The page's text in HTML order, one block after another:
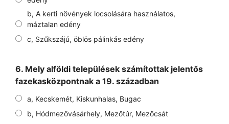
b, A kerti növények locsolására használatos,
máztalan edény
c, Szűkszájú, öblös pálinkás edény
6. Mely alföldi települések számítottak jelentős
fazekasközpontnak a 19. században
a, Kecskemét, Kiskunhalas, Bugac
b, Hódmezővásárhely, Mezőtúr, Mezőcsát